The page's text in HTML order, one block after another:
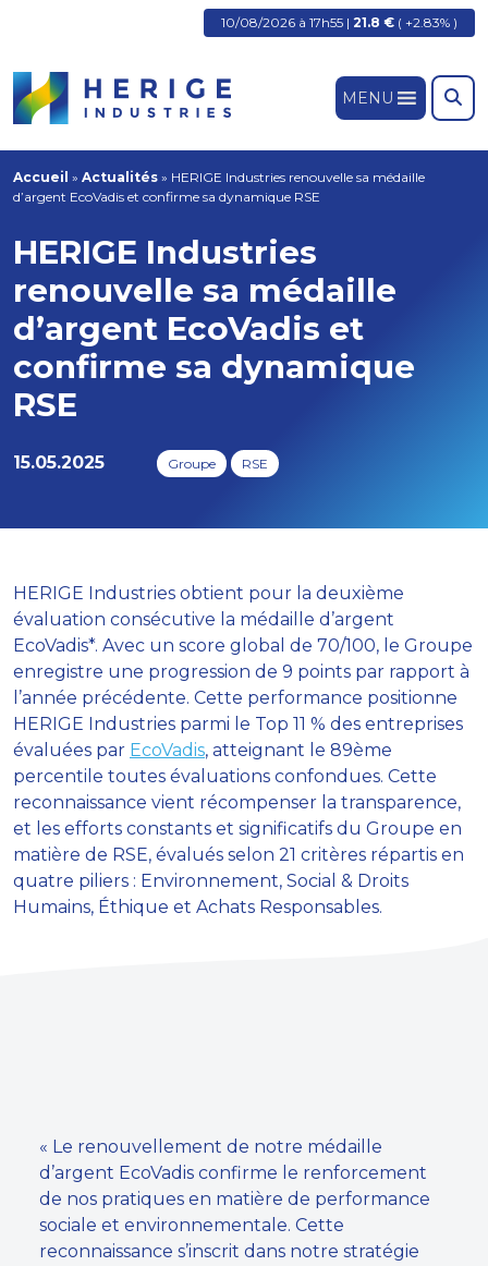
10/08/2026 à 17h55 | 21.8 € ( +2.83% )
MENU
Accueil » Actualités » HERIGE Industries renouvelle sa médaille
d’argent EcoVadis et confirme sa dynamique RSE
HERIGE Industries
renouvelle sa médaille
d’argent EcoVadis et
confirme sa dynamique
RSE
15.05.2025 Groupe RSE
HERIGE Industries obtient pour la deuxième
évaluation consécutive la médaille d’argent
EcoVadis*. Avec un score global de 70/100, le Groupe
enregistre une progression de 9 points par rapport à
l’année précédente. Cette performance positionne
HERIGE Industries parmi le Top 11 % des entreprises
évaluées par EcoVadis, atteignant le 89ème
percentile toutes évaluations confondues. Cette
reconnaissance vient récompenser la transparence,
et les efforts constants et significatifs du Groupe en
matière de RSE, évalués selon 21 critères répartis en
quatre piliers : Environnement, Social & Droits
Humains, Éthique et Achats Responsables.
« Le renouvellement de notre médaille
d’argent EcoVadis confirme le renforcement
de nos pratiques en matière de performance
sociale et environnementale. Cette
reconnaissance s’inscrit dans notre stratégie